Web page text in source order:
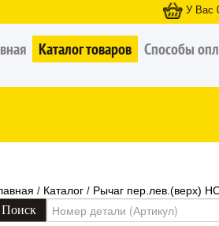
У Вас
Каталог товаров Способы
/ Каталог / Рычаг пер.лев.(верх)